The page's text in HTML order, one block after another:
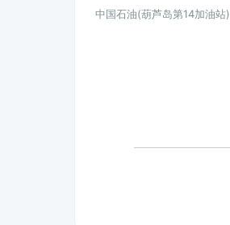
中国石油(葫芦岛第14加油站)